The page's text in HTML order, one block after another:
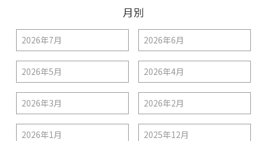
月別
2026年7月 2026年6月
2026年5月 2026年4月
2026年3月 2026年2月
2026年1月 2025年12月